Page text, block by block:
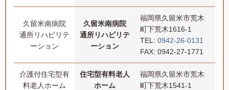
久留米南病院
通所リハビリテ
ーション
久留米南病院
通所リハビリテ
ーション
福岡県久留米市荒木
町下荒木1616-1
TEL: 0942-26-0131
FAX: 0942-27-1771
介護付住宅型有
料老人ホーム
住宅型有料老人
ホーム
福岡県久留米市荒木
町下荒木1541-1